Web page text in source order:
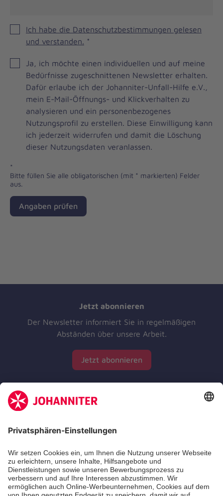
Ich habe die Datenschutzbestimmungen gelesen
und verstanden. *
Brevo
Newsletter
Checkbox
Ja, ich möchte einen individuellen und auf meine
Bedürfnisse zugeschnittenen Newsletter erhalten.
Dafür erlaube ich der Johanniter-Unfall-Hilfe e.V.,
mein E-Mail-Öffnungs- und Klickverhalten zu
analysieren und ein personenbezogenes
Nutzungsprofil zu erstellen. Diese Einwilligung kann
ich jederzeit widerrufen und damit die Löschung
dieser Nutzungsdaten veranlassen.
*
Bitte füllen Sie alle obligatorischen (mit * markierten) Felder
aus.
Angaben prüfen
Jetzt abonnieren
Der Newsletter informiert Sie in regelmäßigen
Abständen über unsere Arbeit.
Jetzt abonnieren
Zertifizierung der Johanniter-Unfall-Hilfe e.V.
Die Johanniter GmbH führt das Spendenzertifikat
des Deutschen Spendenrats e.V.